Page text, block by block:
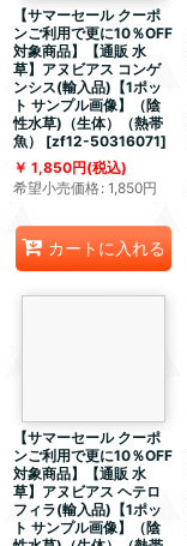
【サマーセール クーポ
ンご利用で更に10％OFF
対象商品】【通販 水
草】アヌビアス コンゲ
ンシス(輸入品)【1ポッ
ト サンプル画像】（陰
性水草)（生体）（熱帯
魚）
[zf12-50316071]
1,850円(税込)
希望小売価格: 1,850円
カートに入れる
【サマーセール クーポ
ンご利用で更に10％OFF
対象商品】【通販 水
草】アヌビアス ヘテロ
フィラ(輸入品)【1ポッ
ト サンプル画像】（陰